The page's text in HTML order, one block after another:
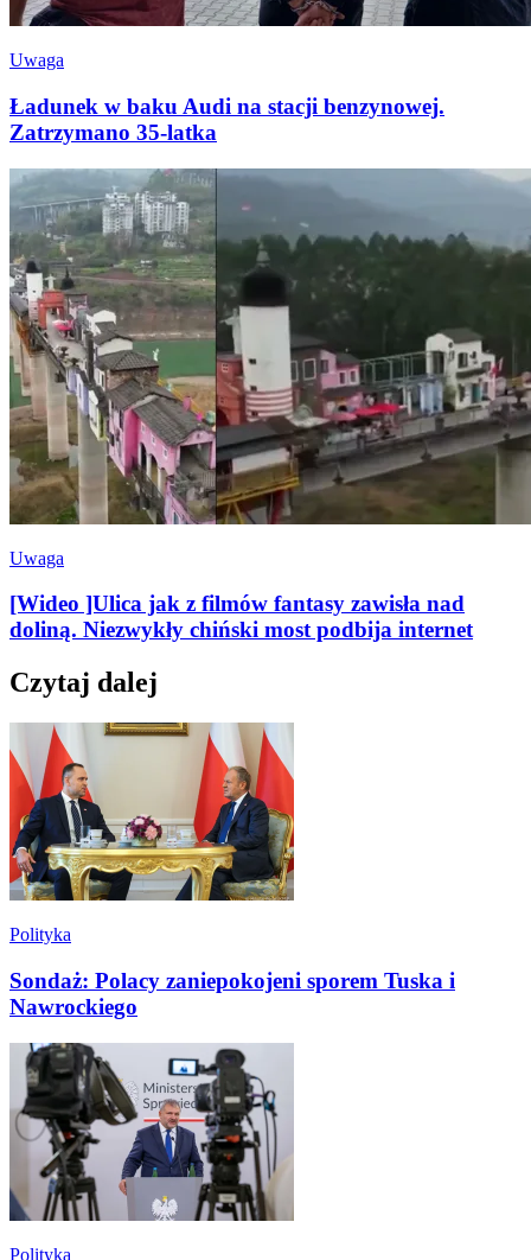
Uwaga
Ładunek w baku Audi na stacji benzynowej.
Zatrzymano 35-latka
Uwaga
[Wideo ]Ulica jak z filmów fantasy zawisła nad
doliną. Niezwykły chiński most podbija internet
Czytaj dalej
Polityka
Sondaż: Polacy zaniepokojeni sporem Tuska i
Nawrockiego
Polityka